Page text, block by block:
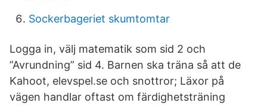
Sockerbageriet skumtomtar
Logga in, välj matematik som sid 2 och
”Avrundning” sid 4. Barnen ska träna så att de
Kahoot, elevspel.se och snottror; Läxor på
vägen handlar oftast om färdighetsträning